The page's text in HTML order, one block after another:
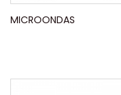
MICROONDAS